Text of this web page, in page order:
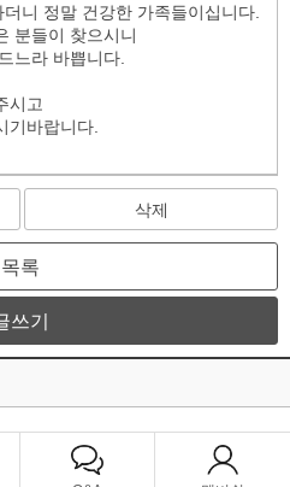
니 정말 건강한 가족들이십니다.
분들이 찾으시니
느라 바쁩니다.
시고
기바랍니다.
삭제
목록
쓰기